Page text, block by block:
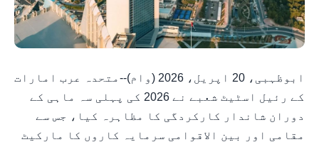
ابوظہبی، 20 اپریل، 2026 (وام)--متحدہ عرب امارات
کے رئیل اسٹیٹ شعبے نے 2026 کی پہلی سہ ماہی کے
دوران شاندار کارکردگی کا مظاہرہ کیا، جس سے
مقامی اور بین الاقوامی سرمایہ کاروں کا مارکیٹ